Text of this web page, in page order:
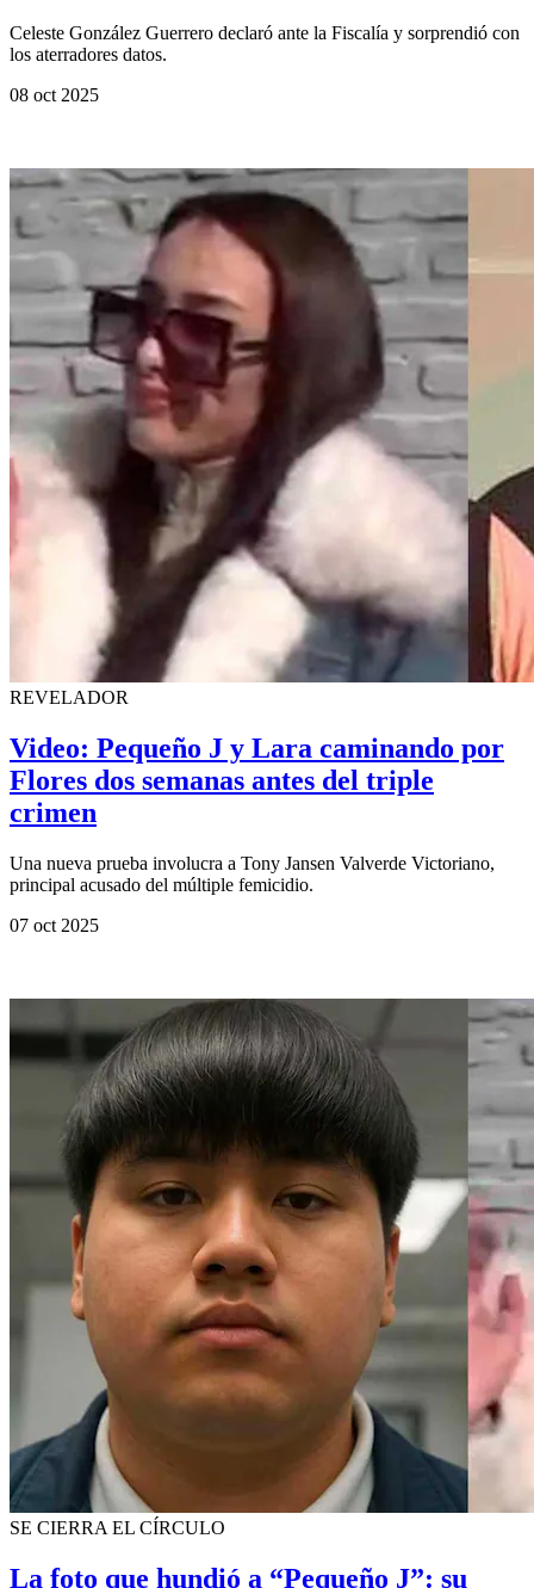
Celeste González Guerrero declaró ante la Fiscalía y sorprendió con
los aterradores datos.
08 oct 2025
REVELADOR
Video: Pequeño J y Lara caminando por
Flores dos semanas antes del triple
crimen
Una nueva prueba involucra a Tony Jansen Valverde Victoriano,
principal acusado del múltiple femicidio.
07 oct 2025
SE CIERRA EL CÍRCULO
La foto que hundió a “Pequeño J”: su